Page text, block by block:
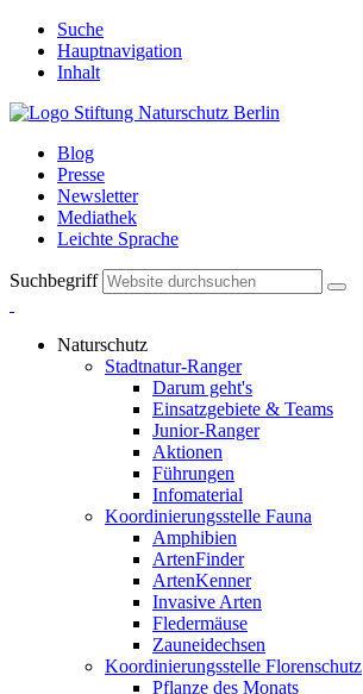
Suche
Hauptnavigation
Inhalt
Blog
Presse
Newsletter
Mediathek
Leichte Sprache
Suchbegriff
Naturschutz
Stadtnatur-Ranger
Darum geht's
Einsatzgebiete & Teams
Junior-Ranger
Aktionen
Führungen
Infomaterial
Koordinierungsstelle Fauna
Amphibien
ArtenFinder
ArtenKenner
Invasive Arten
Fledermäuse
Zauneidechsen
Koordinierungsstelle Florenschutz
Pflanze des Monats